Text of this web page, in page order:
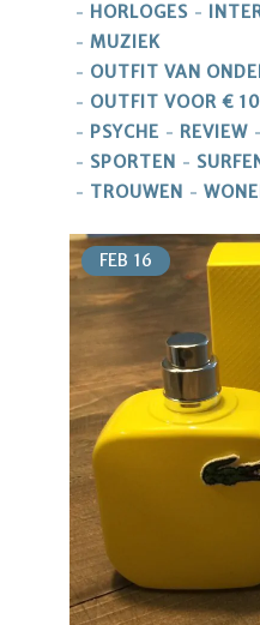
HORLOGES
MUZIEK
OUTFIT VAN
OUTFIT VOOR €
PSYCHE
REVIEW
SPORTEN
TROUWEN
FEB 16